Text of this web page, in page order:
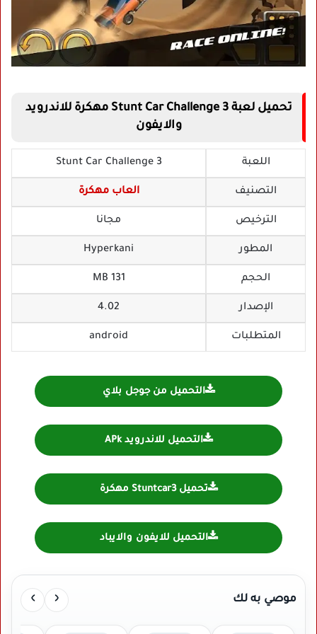
تحميل لعبة Stunt Car Challenge 3 مهكرة للاندرويد
والايفون
اللعبة Stunt Car Challenge 3
التصنيف العاب مهكرة
الترخيص مجانا
المطور Hyperkani‏
الحجم 131 MB
الإصدار 4.02
المتطلبات android
التحميل من جوجل بلاي
التحميل للاندرويد APk
تحميل Stuntcar3 مهكرة
التحميل للايفون والايباد
موصي به لك ‹
›